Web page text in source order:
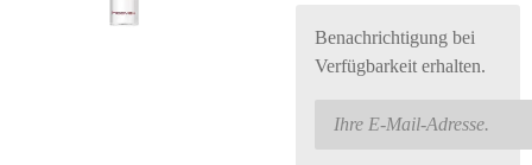
Benachrichtigung bei
Verfügbarkeit erhalten.